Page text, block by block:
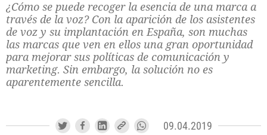
¿Cómo se puede recoger la esencia de una marca a
través de la voz? Con la aparición de los asistentes
de voz y su implantación en España, son muchas
las marcas que ven en ellos una gran oportunidad
para mejorar sus políticas de comunicación y
marketing. Sin embargo, la solución no es
aparentemente sencilla.
09.04.2019